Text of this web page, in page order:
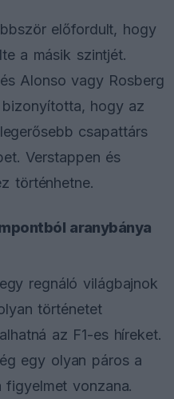
előfordult, hogy
a másik szintjét.
Alonso vagy Rosberg
hogy az
csapattárs
Verstappen és
történhetne.
aranybánya
regnáló világbajnok
történetet
az F1-es híreket.
egy olyan páros a
figyelmet vonzana.